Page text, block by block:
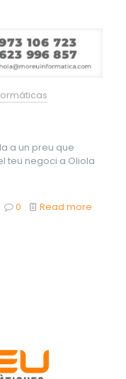
a un preu que
teu negoci a Oliola
0 Read more